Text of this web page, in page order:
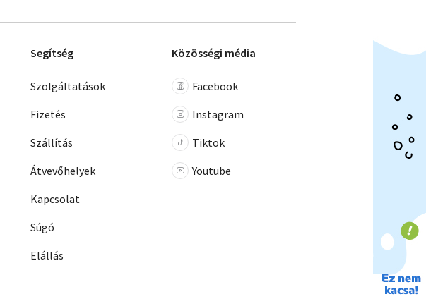
Segítség
Szolgáltatások
Fizetés
Szállítás
Átvevőhelyek
Kapcsolat
Súgó
Elállás
Közösségi média
Facebook
Instagram
Tiktok
Youtube